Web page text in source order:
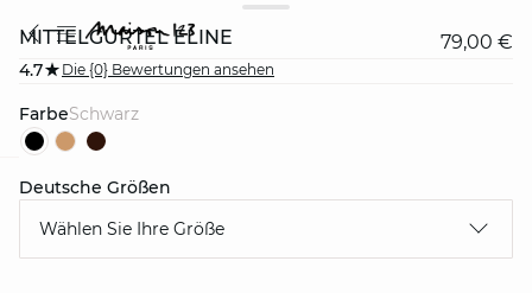
MITTELGÜRTEL ELINE 79,00 €
4.7 Die {0} Bewertungen ansehen
Farbe schwarz
Deutsche Größen
Wählen Sie Ihre Größe